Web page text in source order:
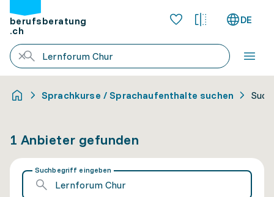
berufsberatung
.ch
DE
Sprachkurse / Sprachaufenthalte suchen
1 Anbieter gefunden
Suchbegriff eingeben